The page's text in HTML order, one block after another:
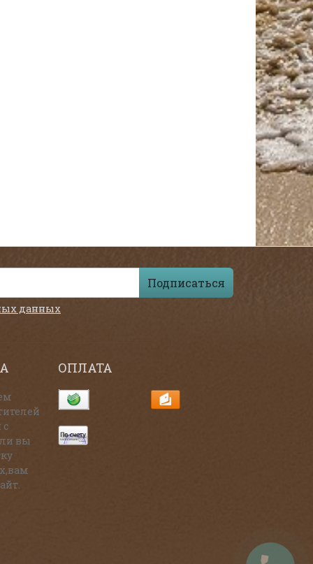
Подписаться
данных
с
вы
ОПЛАТА